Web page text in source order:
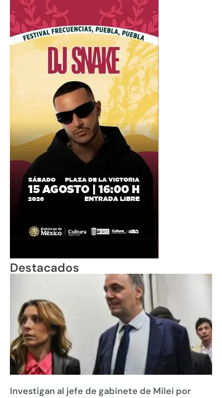
Destacados
Investigan al jefe de gabinete de Milei por